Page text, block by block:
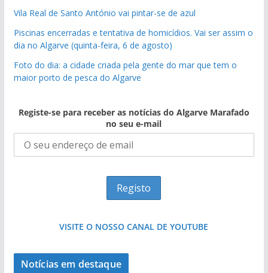
Vila Real de Santo António vai pintar-se de azul
Piscinas encerradas e tentativa de homicídios. Vai ser assim o
dia no Algarve (quinta-feira, 6 de agosto)
Foto do dia: a cidade criada pela gente do mar que tem o
maior porto de pesca do Algarve
Registe-se para receber as notícias do Algarve Marafado
no seu e-mail
VISITE O NOSSO CANAL DE YOUTUBE
Notícias em destaque